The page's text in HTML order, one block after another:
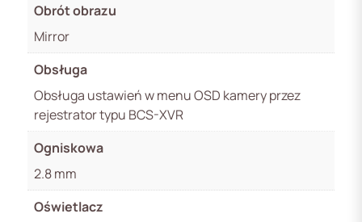
Obrót obrazu
Mirror
Obsługa
Obsługa ustawień w menu OSD kamery przez
rejestrator typu BCS-XVR
Ogniskowa
2.8 mm
Oświetlacz